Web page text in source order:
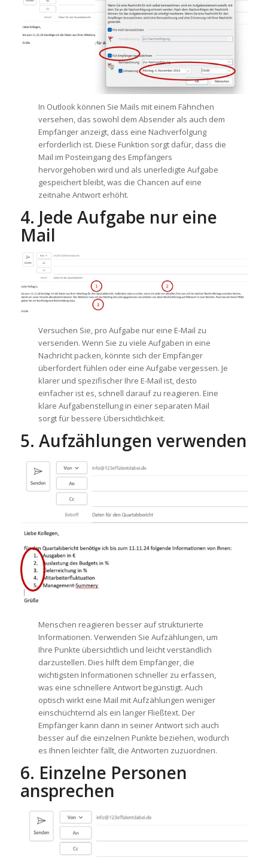
In Outlook können Sie Mails mit einem Fähnchen
versehen, das sowohl dem Absender als auch dem
Empfänger anzeigt, dass eine Nachverfolgung
erforderlich ist. Diese Funktion sorgt dafür, dass die
Mail im Posteingang des Empfängers
hervorgehoben wird und als unerledigte Aufgabe
gespeichert bleibt, was die Chancen auf eine
zeitnahe Antwort erhöht.
4. Jede Aufgabe nur eine
Mail
Versuchen Sie, pro Aufgabe nur eine E-Mail zu
versenden. Wenn Sie zu viele Aufgaben in eine
Nachricht packen, könnte sich der Empfänger
überfordert fühlen oder eine Aufgabe vergessen. Je
klarer und spezifischer Ihre E-Mail ist, desto
einfacher ist es, schnell darauf zu reagieren. Eine
klare Aufgabenstellung in einer separaten Mail
sorgt für bessere Übersichtlichkeit.
5. Aufzählungen verwenden
Menschen reagieren besser auf strukturierte
Informationen. Verwenden Sie Aufzählungen, um
Ihre Punkte übersichtlich und leicht verständlich
darzustellen. Dies hilft dem Empfänger, die
wichtigsten Informationen schneller zu erfassen,
was eine schnellere Antwort begünstigt. Auch
optisch wirkt eine Mail mit Aufzählungen weniger
einschüchternd als ein langer Fließtext. Der
Empfänger kann dann in seiner Antwort sich auch
besser auf die einzelnen Punkte beziehen, wodurch
es Ihnen leichter fällt, die Antworten zuzuordnen.
6. Einzelne Personen
ansprechen